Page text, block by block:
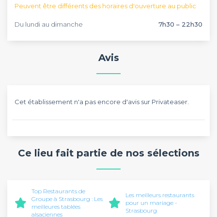
Peuvent être différents des horaires d'ouverture au public
Du lundi au dimanche 7h30 – 22h30
Avis
Cet établissement n'a pas encore d'avis sur Privateaser.
Ce lieu fait partie de nos sélections
Top Restaurants de
Groupe à Strasbourg : Les
meilleures tablées
alsaciennes
Les meilleurs restaurants
pour un mariage -
Strasbourg